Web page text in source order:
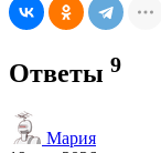
Ответы 9
Мария